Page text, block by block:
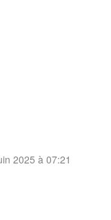
2025 à 07:21